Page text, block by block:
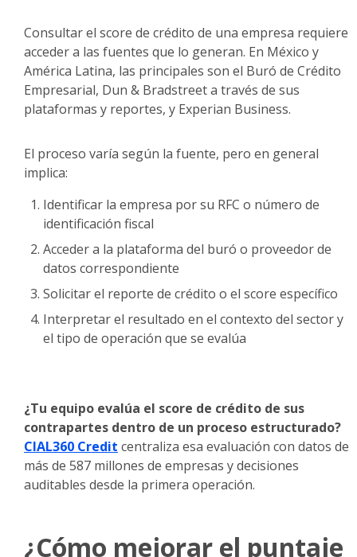
Consultar el score de crédito de una empresa requiere
acceder a las fuentes que lo generan. En México y
América Latina, las principales son el Buró de Crédito
Empresarial, Dun & Bradstreet a través de sus
plataformas y reportes, y Experian Business.
El proceso varía según la fuente, pero en general
implica:
Identificar la empresa por su RFC o número de
identificación fiscal
Acceder a la plataforma del buró o proveedor de
datos correspondiente
Solicitar el reporte de crédito o el score específico
Interpretar el resultado en el contexto del sector y
el tipo de operación que se evalúa
¿Tu equipo evalúa el score de crédito de sus
contrapartes dentro de un proceso estructurado?
CIAL360 Credit centraliza esa evaluación con datos de
más de 587 millones de empresas y decisiones
auditables desde la primera operación.
¿Cómo mejorar el puntaje